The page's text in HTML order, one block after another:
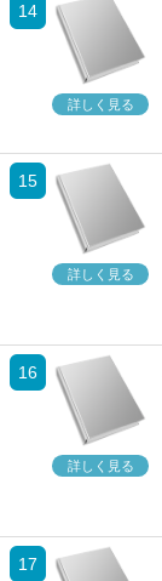
14
詳しく見る
15
詳しく見る
16
詳しく見る
17